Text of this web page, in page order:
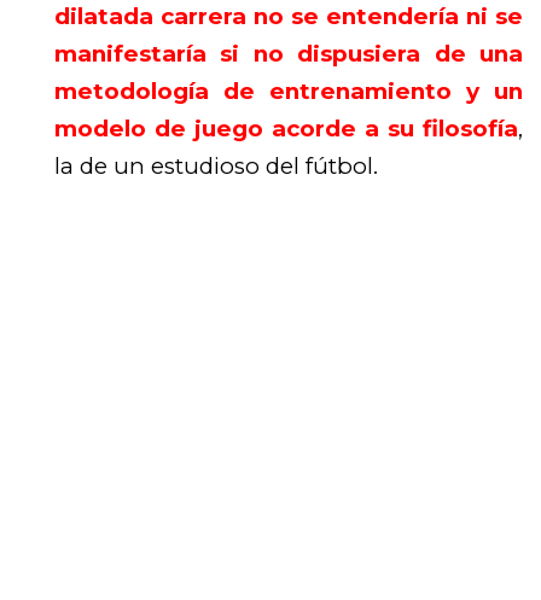
dilatada carrera no se entendería ni se
manifestaría si no dispusiera de una
metodología de entrenamiento y un
modelo de juego acorde a su filosofía,
la de un estudioso del fútbol.